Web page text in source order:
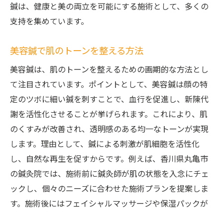
鍼は、健康と美の両立を可能にする施術として、多くの
支持を集めています。
美容鍼で肌のトーンを整える方法
美容鍼は、肌のトーンを整えるための画期的な方法とし
て注目されています。ポイントとして、美容鍼は顔の特
定のツボに細い鍼を刺すことで、血行を促進し、新陳代
謝を活性化させることが挙げられます。これにより、肌
のくすみが改善され、透明感のある均一なトーンが実現
します。理由として、鍼による刺激が肌細胞を活性化
し、自然な再生を促すからです。例えば、香川県丸亀市
の鍼灸院では、施術前に鍼灸師が肌の状態を入念にチェ
ックし、個々のニーズに合わせた施術プランを提案しま
す。施術後にはフェイシャルマッサージや保湿パックが